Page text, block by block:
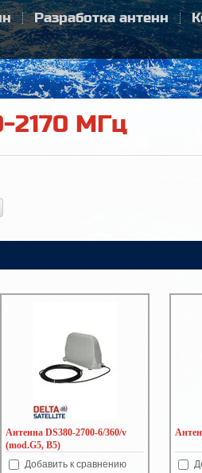
Разработка антенн
2170 МГц
Антенна DS380-2700-6/360/v
(mod.G5, B5)
Добавить к сравнению